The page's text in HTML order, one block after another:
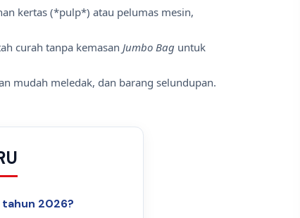
kertas (*pulp*) atau pelumas mesin,
curah tanpa kemasan Jumbo Bag untuk
mudah meledak, dan barang selundupan.
2026?